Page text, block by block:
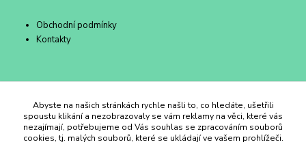
Obchodní podmínky
Kontakty
Duhový Ateliér Kroměříž
+420 734 258 002
Abyste na našich stránkách rychle našli to, co hledáte, ušetřili
spoustu klikání a nezobrazovaly se vám reklamy na věci, které vás
nezajímají, potřebujeme od Vás souhlas se zpracováním souborů
cookies, tj. malých souborů, které se ukládají ve vašem prohlížeči.